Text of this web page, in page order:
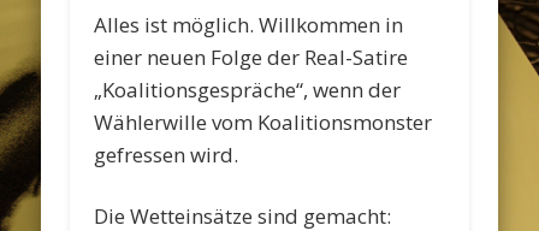
Alles ist möglich. Willkommen in
einer neuen Folge der Real-Satire
„Koalitionsgespräche“, wenn der
Wählerwille vom Koalitionsmonster
gefressen wird.
Die Wetteinsätze sind gemacht: